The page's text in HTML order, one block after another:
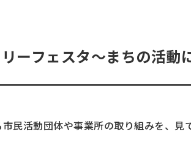
ーフェスタ～まちの活動
民活動団体や事業所の取り組みを、見